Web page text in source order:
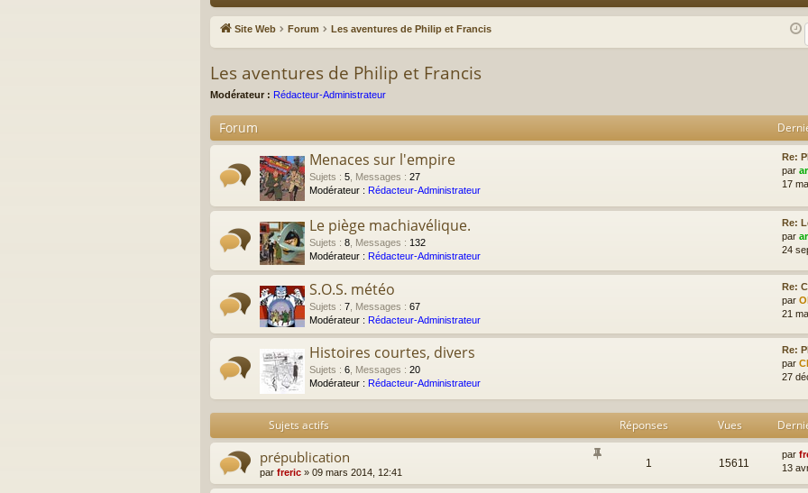
ès
ra
pi
de
Site Web Forum Les aventures de Philip et Francis
Les aventures de Philip et Francis
Modérateur : Rédacteur-Administrateur
Forum
Menaces sur l'empire
Sujets : 5, Messages : 27
Modérateur : Rédacteur-Administrateur
Re:
par
17
Le piège machiavélique.
Sujets : 8, Messages : 132
Modérateur : Rédacteur-Administrateur
Re:
par
24
S.O.S. météo
Sujets : 7, Messages : 67
Modérateur : Rédacteur-Administrateur
Re:
par
21
Histoires courtes, divers
Sujets : 6, Messages : 20
Modérateur : Rédacteur-Administrateur
Re:
par
27
Sujets actifs Réponses Vues
prépublication
par freric » 09 mars 2014, 12:41
1 15611
par
13